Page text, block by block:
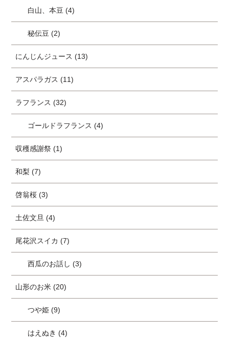
白山、本豆 (4)
秘伝豆 (2)
にんじんジュース (13)
アスパラガス (11)
ラフランス (32)
ゴールドラフランス (4)
収穫感謝祭 (1)
和梨 (7)
啓翁桜 (3)
土佐文旦 (4)
尾花沢スイカ (7)
西瓜のお話し (3)
山形のお米 (20)
つや姫 (9)
はえぬき (4)